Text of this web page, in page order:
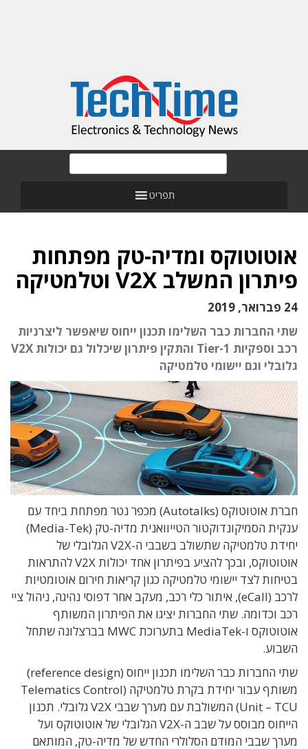
תפריט
אוטוטוקס ומדיה-טק מפתחות
פיתרון המשלב V2X וטלמטיקה
24 פברואר, 2019
שתי החברות כבר השלימו תכנון ייחוס שיאפשר ליצרניות
רכב וספקיות Tier-1 והתקין פיתרון שיכלול גם יכולות V2X
גלובלי וגם יישומי טלמטיקה
חברת אוטוטוקס (Autotalks) מכפר נטר מפתחת ביחד עם
ענקית הסמיקונדוקטור הטייוואנית מדיה-טק (Media-Tek)
יחידת טלמטיקה שתשולב בשבבי ה-V2X הגלובלי של
אוטוטוקס, ובכך להציע בפיתרון אחד יכולות V2X להתראות
בטיחות לצד יישומי טלמטיקה כגון קריאות חירום אוטומטיות
לרכב (eCall), איתור כלי רכב, מעקב אחר דפוסי נהיגה, ניהול ציי
רכב וכדומה. שתי החברות יציגו את הפיתרון המשותף
אוטוטוקס ו-MediaTek בתערוכת MWC בברצלונה שתחל
השבוע.
שתי החברות כבר השלימו תכנון ייחוס (reference design)
משותף עבור יחידת בקרת טלמטיקה (Telematics Control
Unit – TCU) המשולבת עם מערך שבבי V2X גלובלי. תכנון
הייחוס מבוסס על שבב ה-V2X הגלובלי של אוטוטוקס ועל
מערך שבבי המודם הסלולרי החדש של מדיה-טק, המותאם